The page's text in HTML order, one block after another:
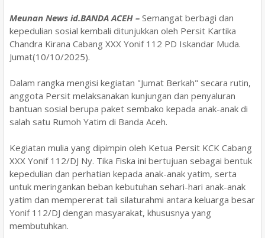
Meunan News id.​BANDA ACEH – Semangat berbagi dan
kepedulian sosial kembali ditunjukkan oleh Persit Kartika
Chandra Kirana Cabang XXX Yonif 112 PD Iskandar Muda.
Jumat(10/10/2025).
Dalam rangka mengisi kegiatan "Jumat Berkah" secara rutin,
anggota Persit melaksanakan kunjungan dan penyaluran
bantuan sosial berupa paket sembako kepada anak-anak di
salah satu Rumoh Yatim di Banda Aceh.
​Kegiatan mulia yang dipimpin oleh Ketua Persit KCK Cabang
XXX Yonif 112/DJ Ny. Tika Fiska ini bertujuan sebagai bentuk
kepedulian dan perhatian kepada anak-anak yatim, serta
untuk meringankan beban kebutuhan sehari-hari anak-anak
yatim dan mempererat tali silaturahmi antara keluarga besar
Yonif 112/DJ dengan masyarakat, khususnya yang
membutuhkan.